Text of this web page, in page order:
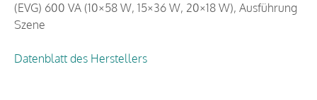
(EVG) 600 VA (10×58 W, 15×36 W, 20×18 W), Ausführung
Szene
Datenblatt des Herstellers